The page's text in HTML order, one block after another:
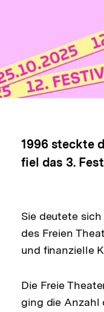
1996 steckte
fiel das 3.
Sie deutete
des Freien
und finanzielle
Die Freie
ging die Anzahl